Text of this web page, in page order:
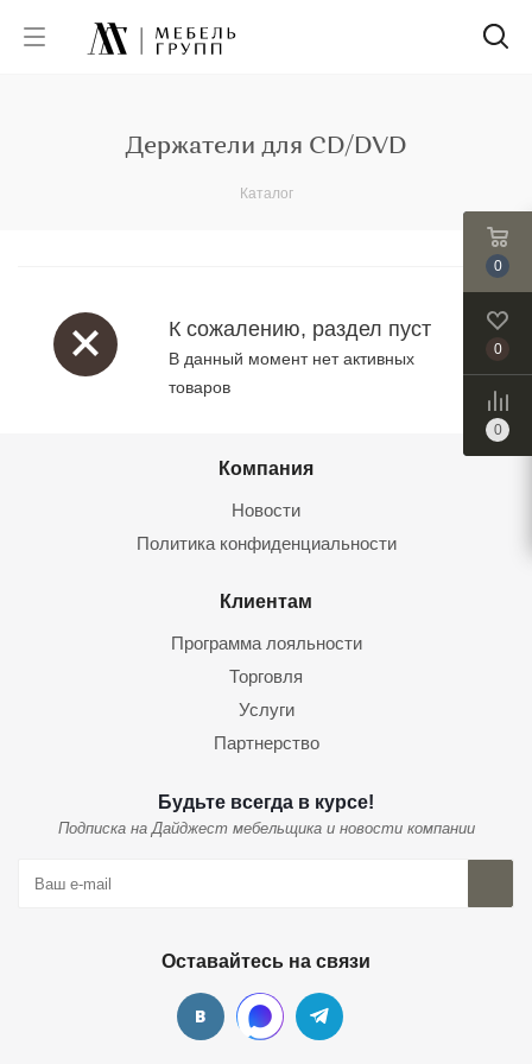
Держатели для CD/DVD
Каталог
К сожалению, раздел пуст
В данный момент нет активных
товаров
Компания
Новости
Политика конфиденциальности
Клиентам
Программа лояльности
Торговля
Услуги
Партнерство
Будьте всегда в курсе!
Подписка на Дайджест мебельщика и новости компании
Оставайтесь на связи
0
0
0